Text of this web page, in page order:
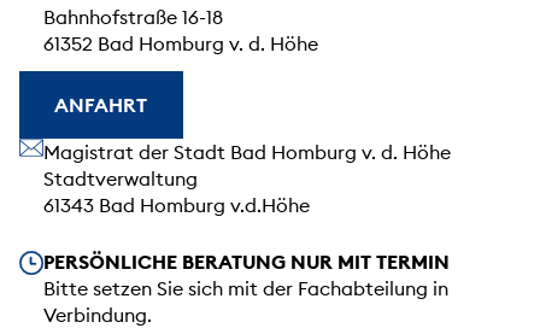
Bahnhofstraße 16-18
61352 Bad Homburg v. d. Höhe
ANFAHRT
Unsere Anschrift
Magistrat der Stadt Bad Homburg v. d. Höhe
Stadtverwaltung
61343 Bad Homburg v.d.Höhe
Unsere Öffnungszeiten
PERSÖNLICHE BERATUNG NUR MIT TERMIN
Bitte setzen Sie sich mit der Fachabteilung in
Verbindung.